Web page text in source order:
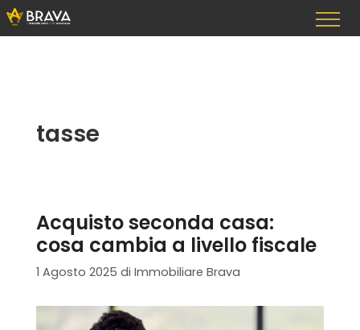
Vai
al
contenuto
tasse
Acquisto seconda casa:
cosa cambia a livello fiscale
1 Agosto 2025 di Immobiliare Brava